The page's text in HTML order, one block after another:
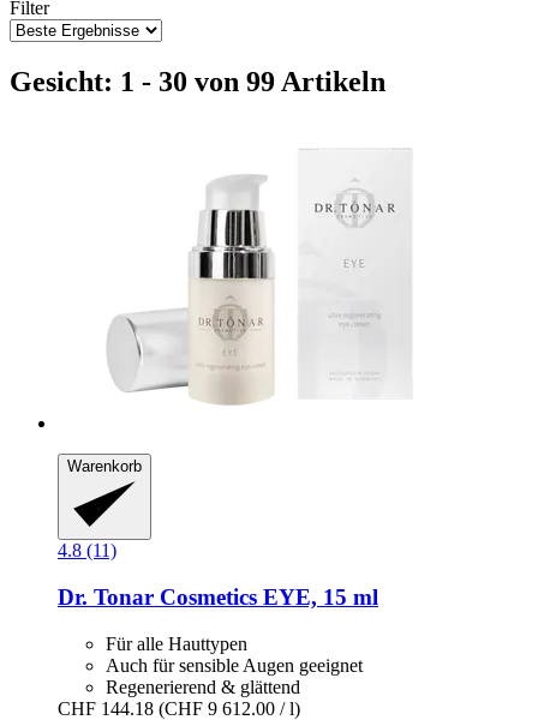
Filter
Gesicht: 1 - 30 von 99 Artikeln
Warenkorb
4.8 (11)
Dr. Tonar Cosmetics EYE, 15 ml
Für alle Hauttypen
Auch für sensible Augen geeignet
Regenerierend & glättend
CHF 144.18 (CHF 9 612.00 / l)